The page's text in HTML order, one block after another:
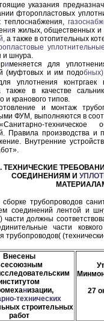
указания
фторопластовых
теплоснабжения, газоснаб
ия жилых, общественных и
а также в отопительных
и шнура.
именяется для
(муфтовых и им подоб
уплотнения контргаек
также в качестве
и кранового типов.
и монтаж
ФУМ, выполняются в
техническое
Правила производства и
Внутренние
ТЕХНИЧЕСКИЕ
СОЕДИНЕНИЯМ И
трубопроводов
соединений лентой и
части должны
части
трубопроводов(
Внесены
низации,
технических
строительных
работ
27